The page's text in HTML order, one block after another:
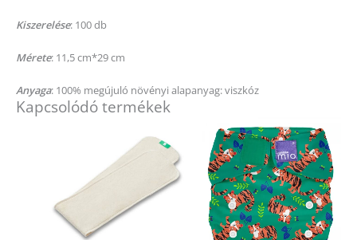
Kiszerelése: 100 db
Mérete: 11,5 cm*29 cm
Anyaga: 100% megújuló növényi alapanyag: viszkóz
Kapcsolódó termékek